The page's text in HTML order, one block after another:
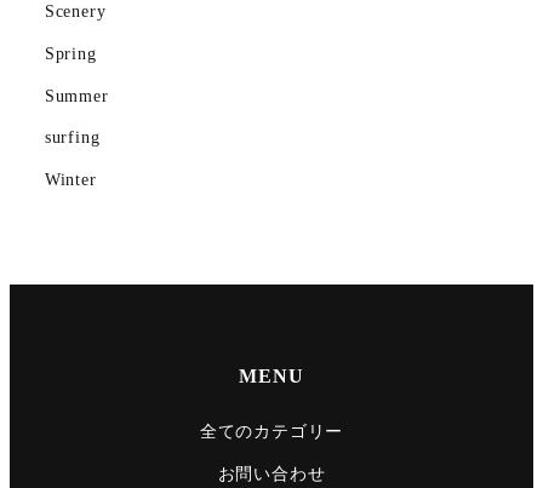
Scenery
Spring
Summer
surfing
Winter
MENU
全てのカテゴリー
お問い合わせ